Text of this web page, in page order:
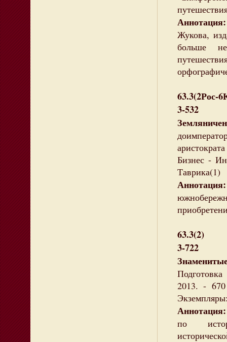
Аннотация:
Жукова,
больше
63.3(2Рос-
3-532
Бизнес -
Таврика(1)
63.3(2)
3-722
2013. - 670
по